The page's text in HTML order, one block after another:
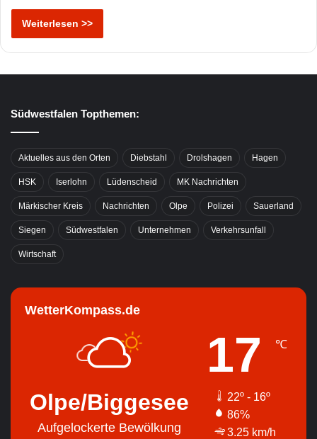
Weiterlesen >>
Südwestfalen Topthemen:
Aktuelles aus den Orten Diebstahl Drolshagen Hagen
HSK Iserlohn Lüdenscheid MK Nachrichten
Märkischer Kreis Nachrichten Olpe Polizei Sauerland
Siegen Südwestfalen Unternehmen Verkehrsunfall
Wirtschaft
WetterKompass.de
Olpe/Biggesee
Aufgelockerte Bewölkung
17 ℃
22º - 16º
86%
3.25 km/h